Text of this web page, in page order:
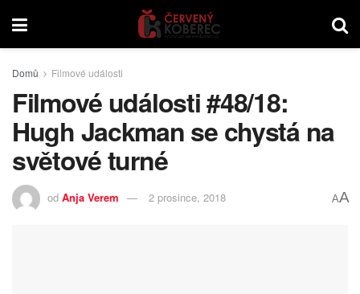
Domů Filmové události
Filmové události #48/18:
Hugh Jackman se chystá na
světové turné
od Anja Verem 2 prosince, 2018 AA